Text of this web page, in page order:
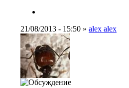
21/08/2013 - 15:50 » alex alex